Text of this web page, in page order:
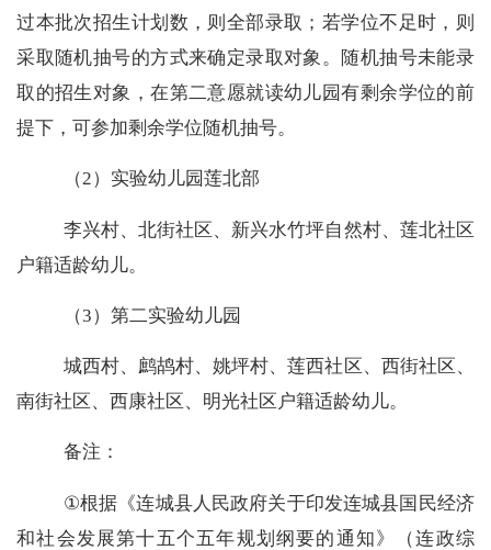
过本批次招生计划数，则全部录取；若学位不足时，则
采取随机抽号的方式来确定录取对象。随机抽号未能录
取的招生对象，在第二意愿就读幼儿园有剩余学位的前
提下，可参加剩余学位随机抽号。
（2）实验幼儿园莲北部
李兴村、北街社区、新兴水竹坪自然村、莲北社区
户籍适龄幼儿。
（3）第二实验幼儿园
城西村、鹧鸪村、姚坪村、莲西社区、西街社区、
南街社区、西康社区、明光社区户籍适龄幼儿。
备注：
①根据《连城县人民政府关于印发连城县国民经济
和社会发展第十五个五年规划纲要的通知》（连政综